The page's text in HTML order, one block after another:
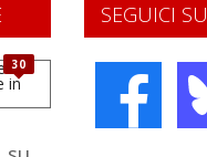
SEGUICI SU
30